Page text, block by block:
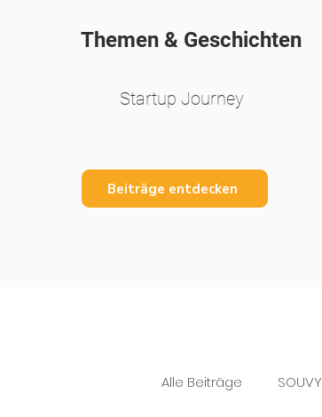
Themen & Geschichten
Startup Journey
Beiträge entdecken
Alle Beiträge SOUVY